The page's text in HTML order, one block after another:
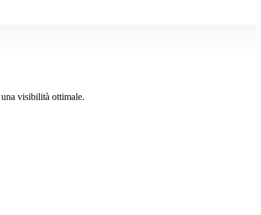
visibilità ottimale.